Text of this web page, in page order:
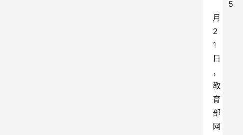
5
月
2
1
日
，
教
育
部
网